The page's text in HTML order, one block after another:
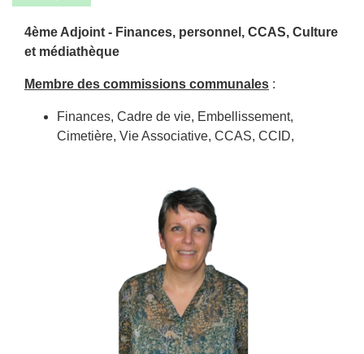
4ème Adjoint - Finances, personnel, CCAS, Culture
et médiathèque
Membre des commissions communales :
Finances, Cadre de vie, Embellissement,
Cimetière, Vie Associative, CCAS, CCID,